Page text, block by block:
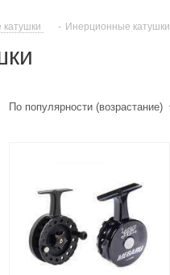
- Инерционные катушки
По популярности (возрастание)